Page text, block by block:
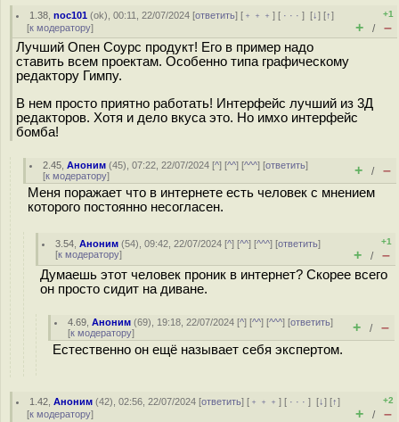
1.38 ,noc101 (ok), 00:11, 22/07/2024 [ответить] [ ﹢﹢﹢] [ · · ·][↓] [↑]
[к модератору]
+1
+ / –
Лучший Опен Соурс продукт! Его в пример надо
ставить всем проектам. Особенно типа графическому
редактору Гимпу.
В нем просто приятно работать! Интерфейс лучший из 3Д
редакторов. Хотя и дело вкуса это. Но имхо интерфейс
бомба!
2.45 ,Аноним (45), 07:22, 22/07/2024 [^] [^^] [^^^] [ответить]
[к модератору] + / –
Меня поражает что в интернете есть человек с мнением
которого постоянно несогласен.
3.54 ,Аноним (54), 09:42, 22/07/2024 [^] [^^] [^^^] [ответить]
[к модератору]
+1
+ / –
Думаешь этот человек проник в интернет? Скорее всего
он просто сидит на диване.
4.69 ,Аноним (69), 19:18, 22/07/2024 [^] [^^] [^^^] [ответить]
[к модератору] + / –
Естественно он ещё называет себя экспертом.
1.42 ,Аноним (42), 02:56, 22/07/2024 [ответить] [ ﹢﹢﹢] [ · · ·][↓] [↑]
[к модератору]
+2
+ / –